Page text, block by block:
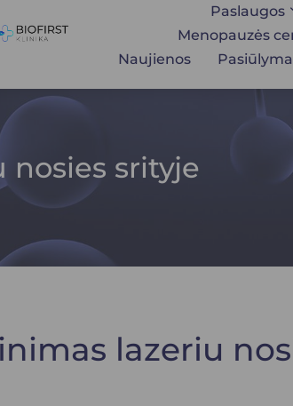
Paslaugos
Menopauzės
Naujienos
nosies srityje
lazeriu